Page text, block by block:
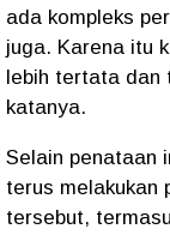
ada kompleks
juga. Karena itu
lebih tertata dan
katanya.
Selain penataan
terus melakukan
tersebut,